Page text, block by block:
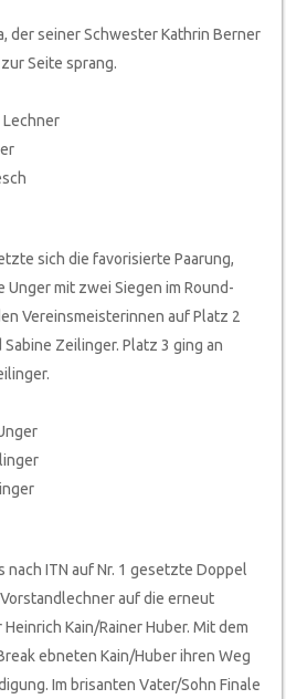
der seiner Schwester Kathrin Berner
Seite sprang.
Lechner
sich die favorisierte Paarung,
mit zwei Siegen im Round-
Vereinsmeisterinnen auf Platz 2
Zeilinger. Platz 3 ging an
nach ITN auf Nr. 1 gesetzte Doppel
auf die erneut
Kain/Rainer Huber. Mit dem
ebneten Kain/Huber ihren Weg
Im brisanten Vater/Sohn Finale